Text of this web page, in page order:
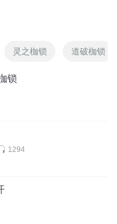
灵之枷锁 道破枷锁
锁
1294